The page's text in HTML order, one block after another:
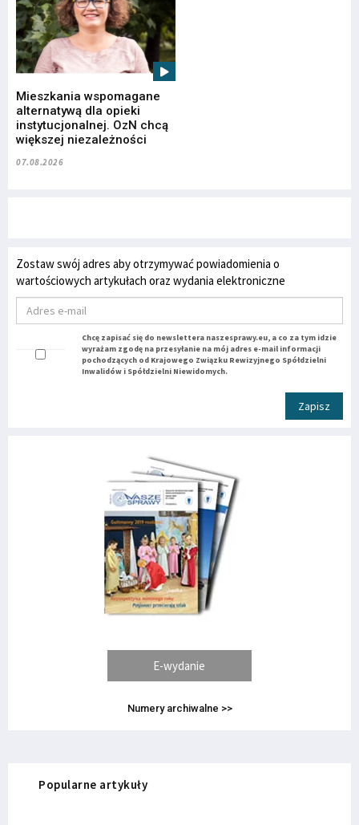
Mieszkania wspomagane
alternatywą dla opieki
instytucjonalnej. OzN chcą
większej niezależności
07.08.2026
Zostaw swój adres aby otrzymywać powiadomienia o
wartościowych artykułach oraz wydania elektroniczne
Chcę zapisać się do newslettera naszesprawy.eu, a co za tym idzie
wyrażam zgodę na przesyłanie na mój adres e-mail informacji
pochodzących od Krajowego Związku Rewizyjnego Spółdzielni
Inwalidów i Spółdzielni Niewidomych.
Zapisz
E-wydanie
Numery archiwalne >>
Popularne artykuły